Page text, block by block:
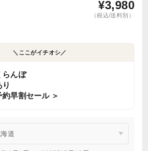
¥3,980
（税込/送料別）
＼ここがイチオシ／
らんぼ
約早割セール ＞